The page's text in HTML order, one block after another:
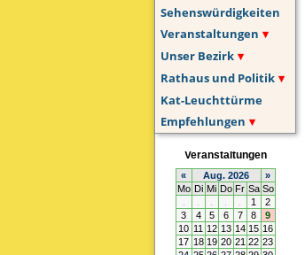
Sehenswürdigkeiten
Veranstaltungen
Unser Bezirk
Rathaus und Politik
Kat-Leuchttürme
Empfehlungen